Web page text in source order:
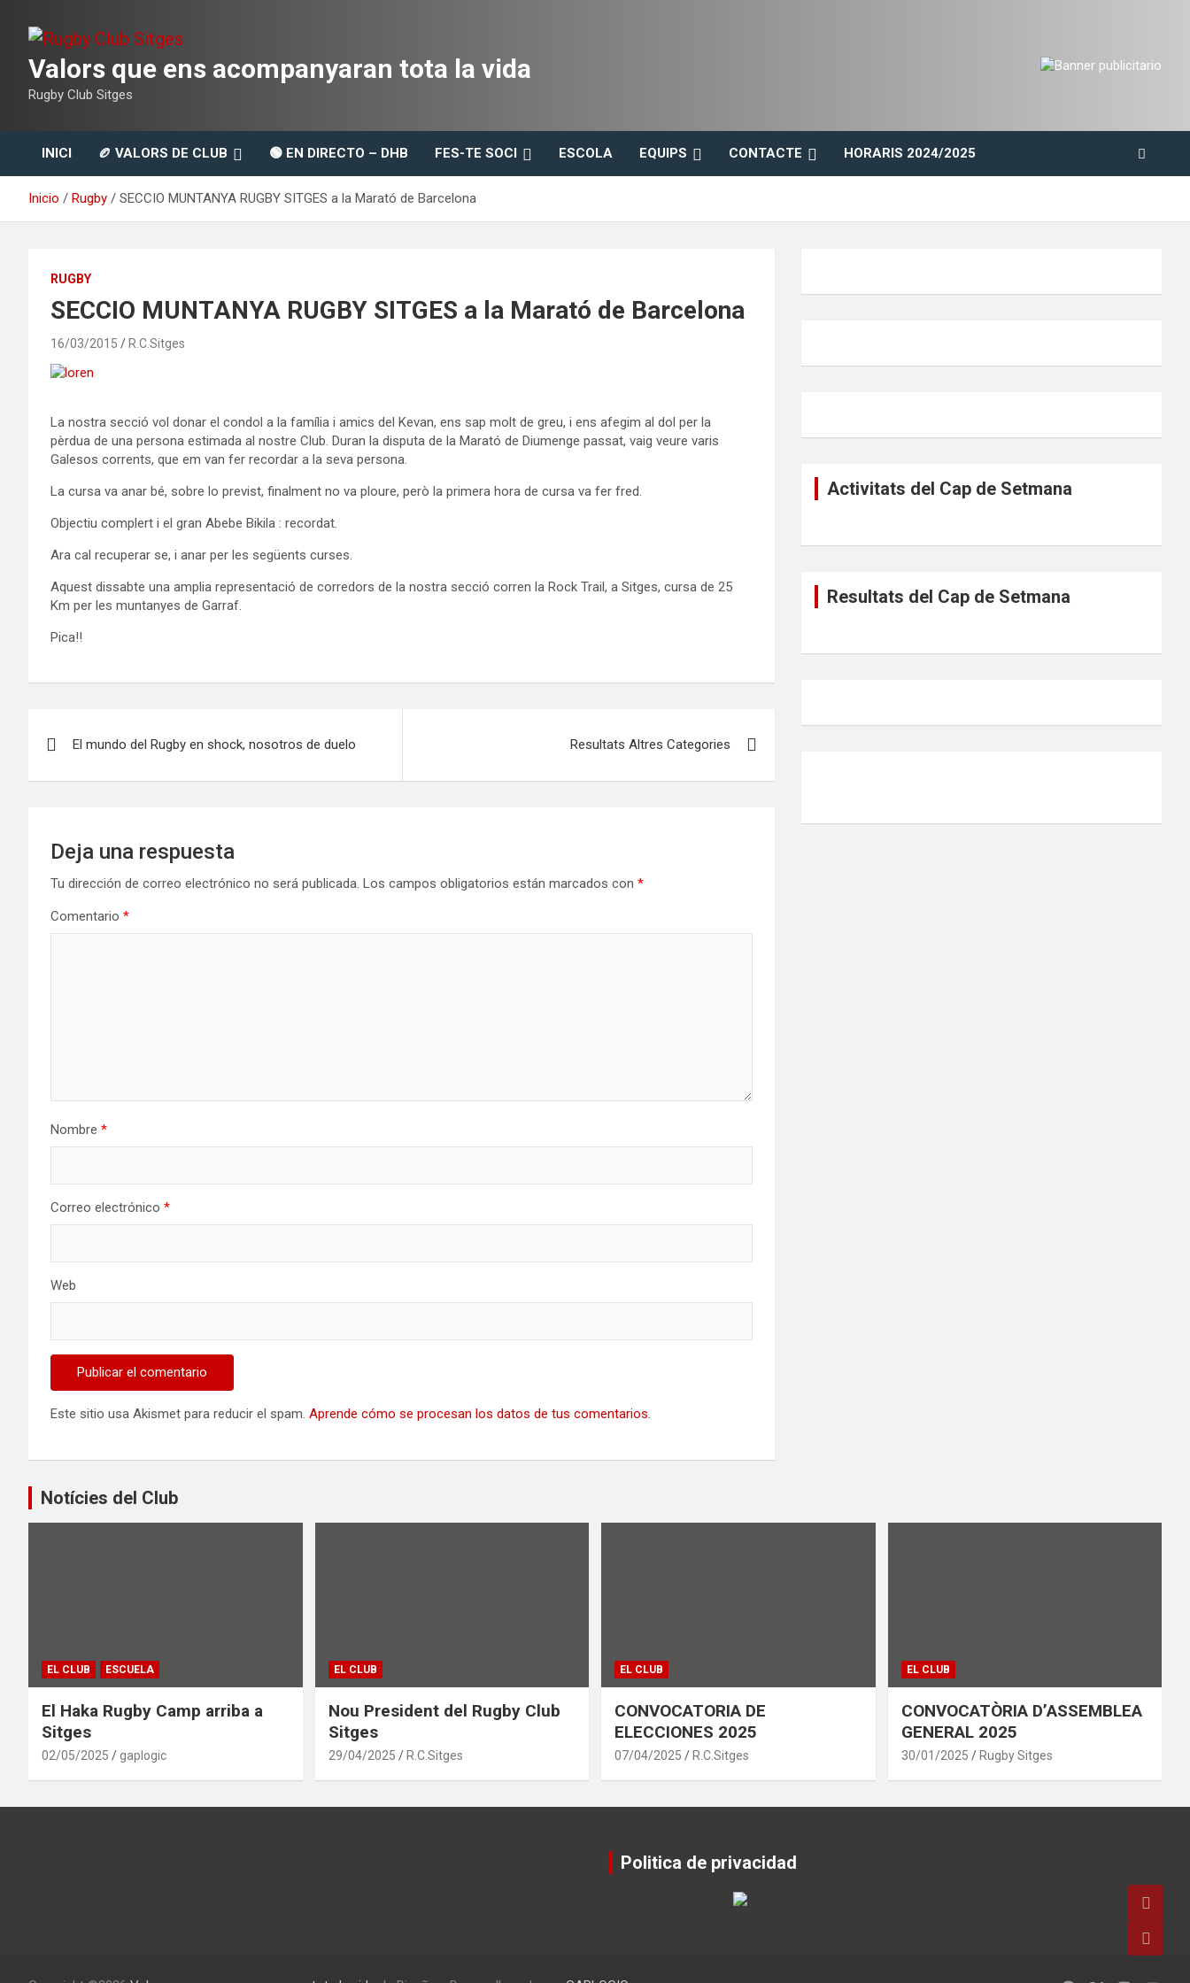
contenido
Valors que ens acompanyaran tota la vida
Rugby Club Sitges
INICI 🏉 VALORS DE CLUB 🟢 EN DIRECTO – DHB FES-TE SOCI ESCOLA EQUIPS CONTACTE HORARIS 2024/2025
Inicio Rugby SECCIO MUNTANYA RUGBY SITGES a la Marató de Barcelona
RUGBY
SECCIO MUNTANYA RUGBY SITGES a la Marató de Barcelona
16/03/2015 R.C.Sitges
La nostra secció vol donar el condol a la família i amics del Kevan, ens sap molt de greu, i ens afegim al dol per la
pèrdua de una persona estimada al nostre Club. Duran la disputa de la Marató de Diumenge passat, vaig veure varis
Galesos corrents, que em van fer recordar a la seva persona.
La cursa va anar bé, sobre lo previst, finalment no va ploure, però la primera hora de cursa va fer fred.
Objectiu complert i el gran Abebe Bikila : recordat.
Ara cal recuperar se, i anar per les següents curses.
Aquest dissabte una amplia representació de corredors de la nostra secció corren la Rock Trail, a Sitges, cursa de 25
Km per les muntanyes de Garraf.
Pica!!
de
El mundo del Rugby en shock, nosotros de duelo Resultats Altres Categories
Deja una respuesta
Tu dirección de correo electrónico no será publicada. Los campos obligatorios están marcados con *
Comentario *
Nombre *
Correo electrónico *
Web
Este sitio usa Akismet para reducir el spam. Aprende cómo se procesan los datos de tus comentarios.
Activitats del Cap de Setmana
Resultats del Cap de Setmana
Notícies del Club
EL CLUB ESCUELA
El Haka Rugby Camp arriba a
Sitges
02/05/2025 gaplogic
EL CLUB
Nou President del Rugby Club
Sitges
29/04/2025 R.C.Sitges
EL CLUB
CONVOCATORIA DE
ELECCIONES 2025
07/04/2025 R.C.Sitges
EL CLUB
CONVOCATÒRIA D’ASSEMBLEA
GENERAL 2025
30/01/2025 Rugby Sitges
Politica de privacidad